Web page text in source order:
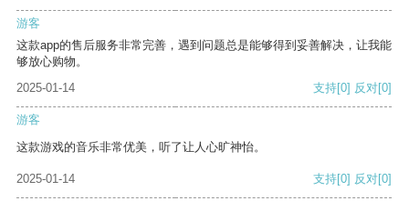
游客
这款app的售后服务非常完善，遇到问题总是能够得到妥善解决，让我能
够放心购物。
2025-01-14
支持[0] 反对[0]
游客
这款游戏的音乐非常优美，听了让人心旷神怡。
2025-01-14 支持[0] 反对[0]